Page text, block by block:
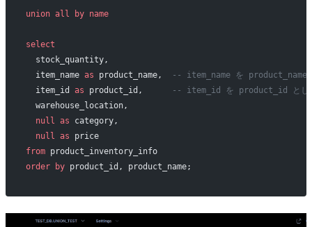
union all by name
select
  stock_quantity,
  item_name
as product_name,
-- item_name を product_name
  item_id
as product_id,
-- item_id を product_id とし
  warehouse_location,
  null
as category,
  null
as price
from product_inventory_info
order by product_id, product_name;